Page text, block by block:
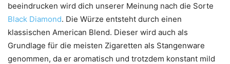
beeindrucken wird dich unserer Meinung nach die Sorte
Black Diamond. Die Würze entsteht durch einen
klassischen American Blend. Dieser wird auch als
Grundlage für die meisten Zigaretten als Stangenware
genommen, da er aromatisch und trotzdem konstant mild